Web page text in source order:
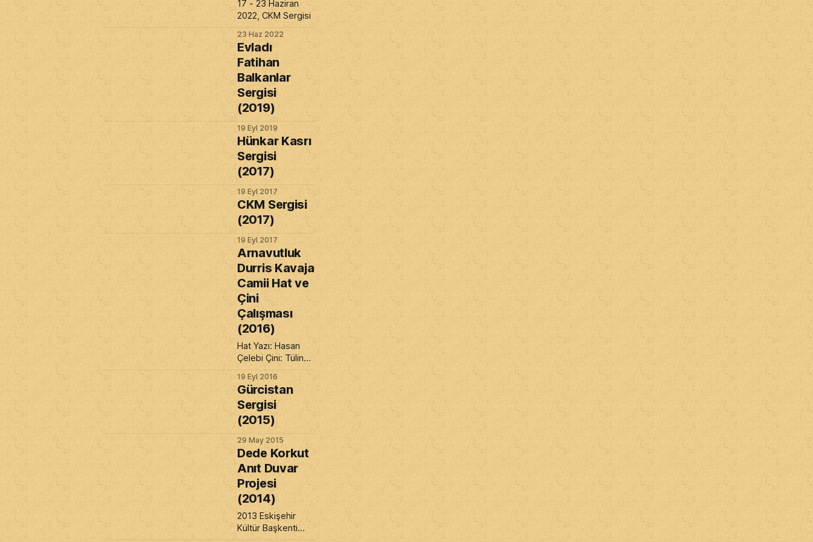
17 - 23 Haziran
2022, CKM Sergisi
23 Haz 2022
Evladı
Fatihan
Balkanlar
Sergisi
(2019)
19 Eyl 2019
Hünkar Kasrı
Sergisi
(2017)
19 Eyl 2017
CKM Sergisi
(2017)
19 Eyl 2017
Arnavutluk
Durris Kavaja
Camii Hat ve
Çini
Çalışması
(2016)
Hat Yazı: Hasan
Çelebi Çini: Tülin
Gönültaş
19 Eyl 2016
Gürcistan
Sergisi
(2015)
29 May 2015
Dede Korkut
Anıt Duvar
Projesi
(2014)
2013 Eskişehir
Kültür Başkenti